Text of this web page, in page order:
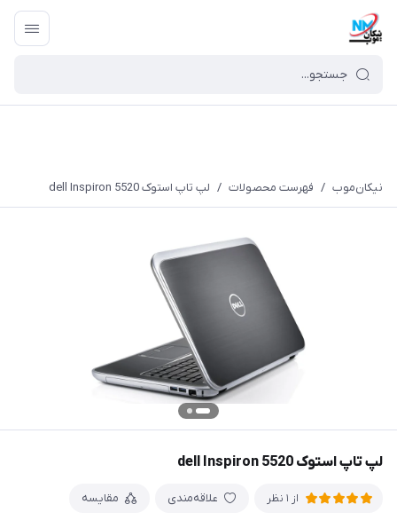
نیکان‌موب / فهرست محصولات / لپ تاپ استوک dell Inspiron 5520
لپ تاپ استوک dell Inspiron 5520
از 1 نظر علاقه‌مندی مقایسه